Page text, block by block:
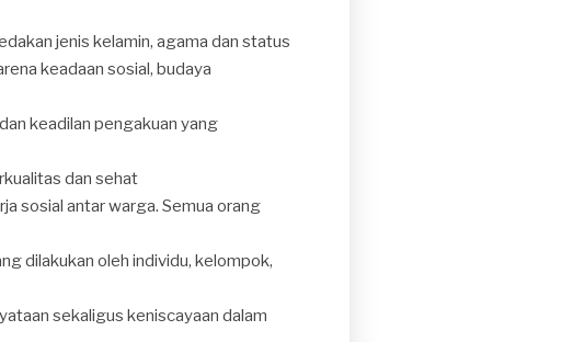
jenis kelamin, agama dan status
keadaan sosial, budaya
keadilan pengakuan yang
dan sehat
sosial antar warga. Semua orang
dilakukan oleh individu, kelompok,
sekaligus keniscayaan dalam